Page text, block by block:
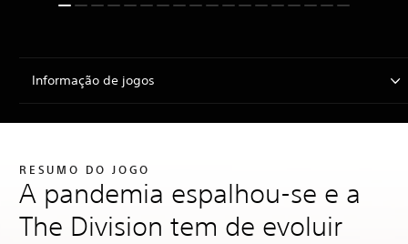
Informação de jogos
RESUMO DO JOGO
A pandemia espalhou-se e a
The Division tem de evoluir